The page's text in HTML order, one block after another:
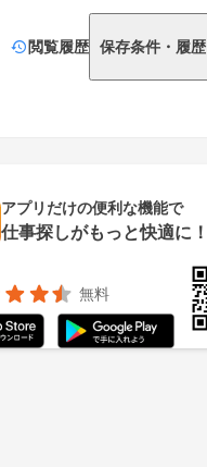
閲覧履歴 保存条件・履歴
アプリだけの便利な機能で
仕事探しがもっと快適に！
無料